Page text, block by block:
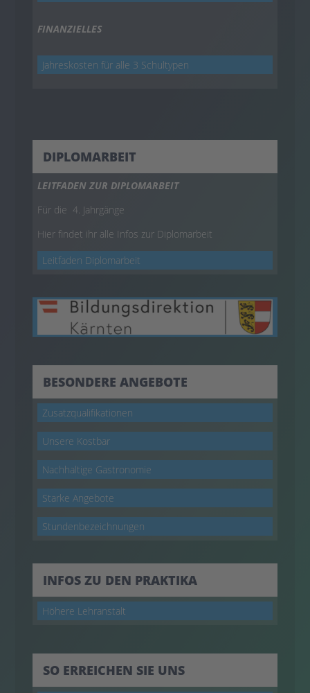
FINANZIELLES
Jahreskosten für alle 3 Schultypen
DIPLOMARBEIT
LEITFADEN ZUR DIPLOMARBEIT
Für die 4. Jahrgänge
Hier findet ihr alle Infos zur Diplomarbeit
Leitfaden Diplomarbeit
BESONDERE ANGEBOTE
Zusatzqualifikationen
Unsere Kostbar
Nachhaltige Gastronomie
Starke Angebote
Stundenbezeichnungen
INFOS ZU DEN PRAKTIKA
Höhere Lehranstalt
SO ERREICHEN SIE UNS